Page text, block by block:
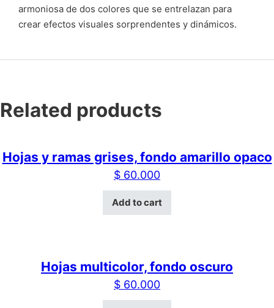
armoniosa de dos colores que se entrelazan para
crear efectos visuales sorprendentes y dinámicos.
Related products
Hojas y ramas grises, fondo amarillo opaco
$ 60.000
Add to cart
Hojas multicolor, fondo oscuro
$ 60.000